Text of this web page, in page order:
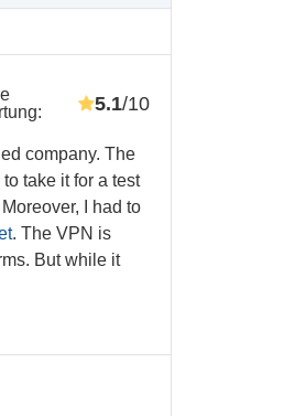
: 5.1/10
company. The
take it for a test
I had to
. The VPN is
But while it